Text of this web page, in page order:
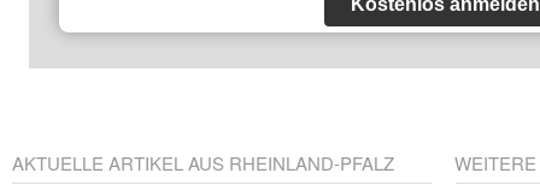
Kostenlos anmelden
AKTUELLE ARTIKEL AUS RHEINLAND-PFALZ